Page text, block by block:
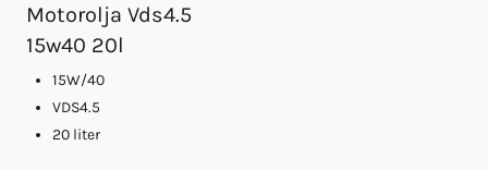
Motorolja Vds4.5
15w40 20l
15W/40
VDS4.5
20 liter